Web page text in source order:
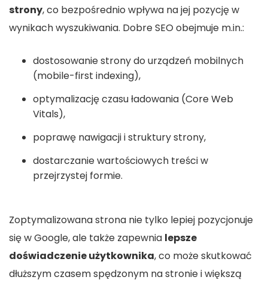
strony, co bezpośrednio wpływa na jej pozycję w
wynikach wyszukiwania. Dobre SEO obejmuje m.in.:
dostosowanie strony do urządzeń mobilnych
(mobile-first indexing),
optymalizację czasu ładowania (Core Web
Vitals),
poprawę nawigacji i struktury strony,
dostarczanie wartościowych treści w
przejrzystej formie.
Zoptymalizowana strona nie tylko lepiej pozycjonuje
się w Google, ale także zapewnia lepsze
doświadczenie użytkownika, co może skutkować
dłuższym czasem spędzonym na stronie i większą